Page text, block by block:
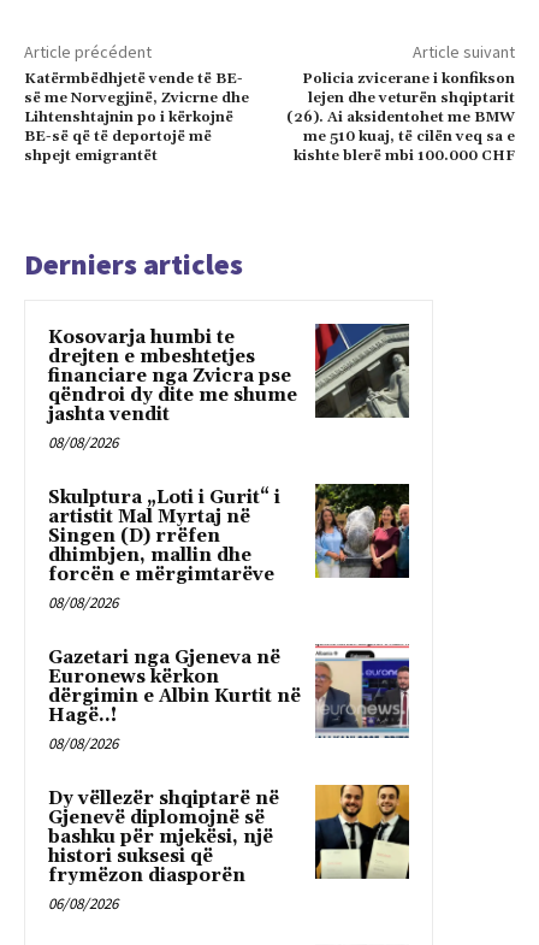
Article précédent
Katërmbëdhjetë vende të BE-
së me Norvegjinë, Zvicrne dhe
Lihtenshtajnin po i kërkojnë
BE-së që të deportojë më
shpejt emigrantët
Article suivant
Policia zvicerane i konfikson
lejen dhe veturën shqiptarit
(26). Ai aksidentohet me BMW
me 510 kuaj, të cilën veq sa e
kishte blerë mbi 100.000 CHF
Derniers articles
Kosovarja humbi te
drejten e mbeshtetjes
financiare nga Zvicra pse
qëndroi dy dite me shume
jashta vendit
08/08/2026
Skulptura „Loti i Gurit“ i
artistit Mal Myrtaj në
Singen (D) rrëfen
dhimbjen, mallin dhe
forcën e mërgimtarëve
08/08/2026
Gazetari nga Gjeneva në
Euronews kërkon
dërgimin e Albin Kurtit në
Hagë..!
08/08/2026
Dy vëllezër shqiptarë në
Gjenevë diplomojnë së
bashku për mjekësi, një
histori suksesi që
frymëzon diasporën
06/08/2026